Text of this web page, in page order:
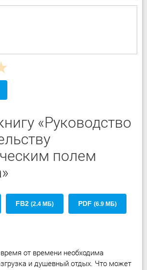
«Руководство
полем
FB2 (2.4 МБ) PDF (6.9 МБ)
от времени необходима
и душевный отдых. Что может